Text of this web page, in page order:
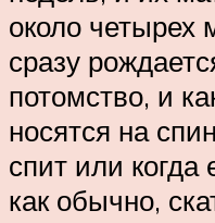
около
сразу
потомство, и
носятся на
спит или когда
как обычно,